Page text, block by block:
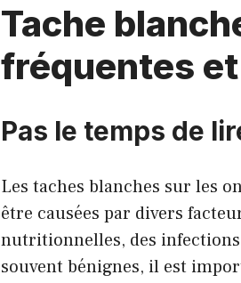
Tache
fréquentes
Pas le temps de
Les taches blanches sur les
être causées par divers
nutritionnelles, des
souvent bénignes, il est